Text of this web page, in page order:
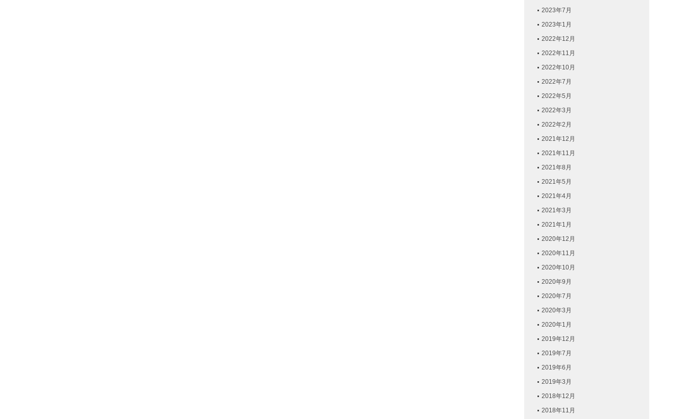
2023年7月
2023年1月
2022年12月
2022年11月
2022年10月
2022年7月
2022年5月
2022年3月
2022年2月
2021年12月
2021年11月
2021年8月
2021年5月
2021年4月
2021年3月
2021年1月
2020年12月
2020年11月
2020年10月
2020年9月
2020年7月
2020年3月
2020年1月
2019年12月
2019年7月
2019年6月
2019年3月
2018年12月
2018年11月